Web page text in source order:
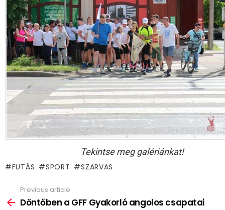
Tekintse meg galériánkat!
FUTÁS SPORT SZARVAS
more
Previous article
Döntőben a GFF Gyakorló angolos csapatai